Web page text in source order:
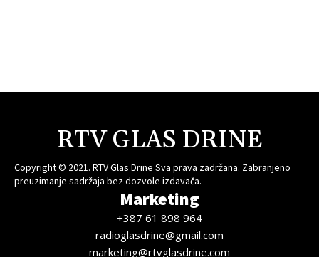
RTV GLAS DRINE
Copyright © 2021. RTV Glas Drine Sva prava zadržana. Zabranjeno
preuzimanje sadržaja bez dozvole izdavača.
Marketing
+387 61 898 964
radioglasdrine@gmail.com
marketing@rtvglasdrine.com